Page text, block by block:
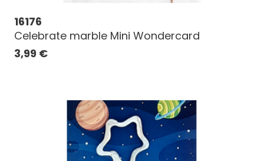
16176
Celebrate marble Mini Wondercard
3,99 €